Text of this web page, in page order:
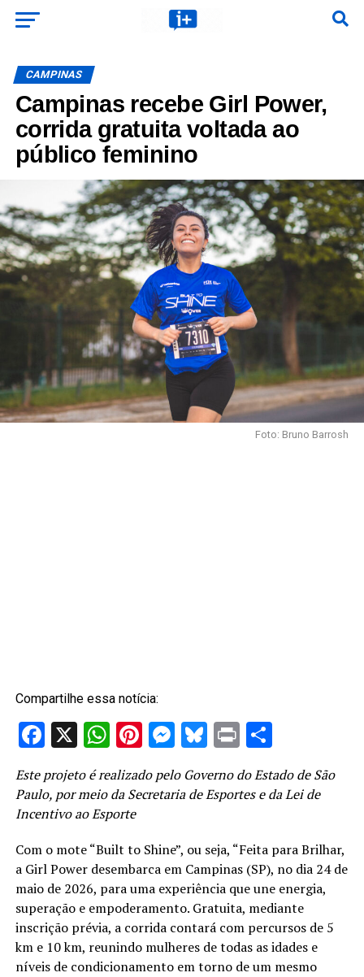
CAMPINAS
Campinas recebe Girl Power,
corrida gratuita voltada ao
público feminino
Foto: Bruno Barrosh
Compartilhe essa notícia:
Facebook
X WhatsApp
Pinterest
Messenger
Bluesky
PrintShare
Este projeto é realizado pelo Governo do Estado de São
Paulo, por meio da Secretaria de Esportes e da Lei de
Incentivo ao Esporte
Com o mote “Built to Shine”, ou seja, “Feita para Brilhar,
a Girl Power desembarca em Campinas (SP), no dia 24 de
maio de 2026, para uma experiência que une energia,
superação e empoderamento. Gratuita, mediante
inscrição prévia, a corrida contará com percursos de 5
km e 10 km, reunindo mulheres de todas as idades e
níveis de condicionamento em torno de um mesmo